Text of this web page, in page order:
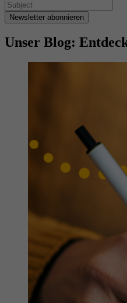
Newsletter abonnieren
Unser Blog: